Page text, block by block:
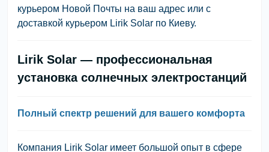
курьером Новой Почты на ваш адрес или с
доставкой курьером Lirik Solar по Киеву.
Lirik Solar — профессиональная
установка солнечных электростанций
Полный спектр решений для вашего комфорта
Компания Lirik Solar имеет большой опыт в сфере